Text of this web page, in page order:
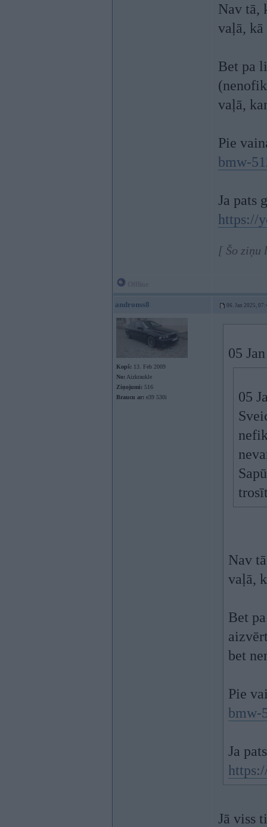
Nav tā,
vaļā, kā
Bet pa
vaļā,
Pie
bmw-
Ja pats
https://
[ Šo ziņu
andronss8 06. Jan 2025,
Kopš: 13. Feb 2009
No: Aizkraukle
Ziņojumi: 516
Braucu ar: e39 530i
05
05
Nav
vaļā,
Bet
bet
Pie
bmw-
Ja
Jā viss